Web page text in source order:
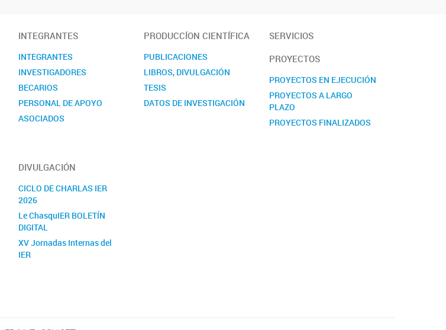
INTEGRANTES
INTEGRANTES
INVESTIGADORES
BECARIOS
PERSONAL DE APOYO
ASOCIADOS
PRODUCCÍON CIENTÍFICA
PUBLICACIONES
LIBROS, DIVULGACIÓN
TESIS
DATOS DE INVESTIGACIÓN
SERVICIOS
PROYECTOS
PROYECTOS EN EJECUCIÓN
PROYECTOS A LARGO
PLAZO
PROYECTOS FINALIZADOS
DIVULGACIÓN
CICLO DE CHARLAS IER
2026
Le ChasquIER BOLETÍN
DIGITAL
XV Jornadas Internas del
IER